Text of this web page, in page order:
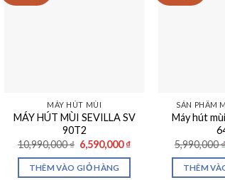
MÁY HÚT MÙI
MÁY HÚT MÙI SEVILLA SV
90T2
10,990,000₫ Giá
gốc
là:
10,990,000 ₫.
6,590,000₫Giá
THÊM VÀO GIỎ HÀNG
SẢN PHẨM
Máy hút
5,990,000₫
THÊM